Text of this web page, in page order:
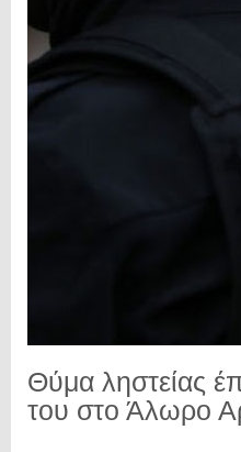
Θύμα ληστείας
του στο Άλωρο